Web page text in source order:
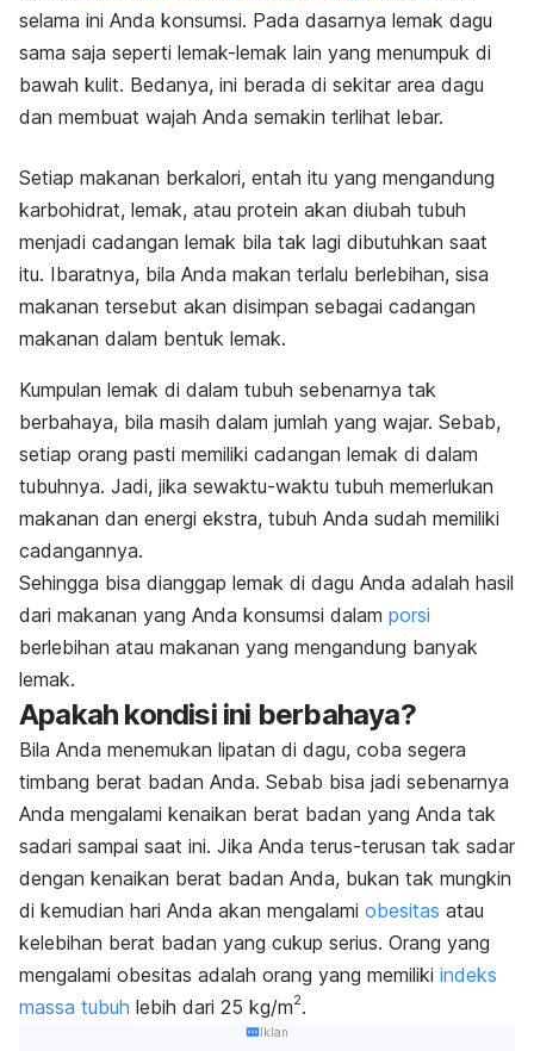
selama ini Anda konsumsi. Pada dasarnya lemak dagu
sama saja seperti lemak-lemak lain yang menumpuk di
bawah kulit. Bedanya, ini berada di sekitar area dagu
dan membuat wajah Anda semakin terlihat lebar.
Setiap makanan berkalori, entah itu yang mengandung
karbohidrat, lemak, atau protein akan diubah tubuh
menjadi cadangan lemak bila tak lagi dibutuhkan saat
itu. Ibaratnya, bila Anda makan terlalu berlebihan, sisa
makanan tersebut akan disimpan sebagai cadangan
makanan dalam bentuk lemak.
Kumpulan lemak di dalam tubuh sebenarnya tak
berbahaya, bila masih dalam jumlah yang wajar. Sebab,
setiap orang pasti memiliki cadangan lemak di dalam
tubuhnya. Jadi, jika sewaktu-waktu tubuh memerlukan
makanan dan energi ekstra, tubuh Anda sudah memiliki
cadangannya.
Sehingga bisa dianggap lemak di dagu Anda adalah hasil
dari makanan yang Anda konsumsi dalam porsi
berlebihan atau makanan yang mengandung banyak
lemak.
Apakah kondisi ini berbahaya?
Bila Anda menemukan lipatan di dagu, coba segera
timbang berat badan Anda. Sebab bisa jadi sebenarnya
Anda mengalami kenaikan berat badan yang Anda tak
sadari sampai saat ini. Jika Anda terus-terusan tak sadar
dengan kenaikan berat badan Anda, bukan tak mungkin
di kemudian hari Anda akan mengalami obesitas atau
kelebihan berat badan yang cukup serius. Orang yang
mengalami obesitas adalah orang yang memiliki indeks
massa tubuh lebih dari 25 kg/m2.
Iklan